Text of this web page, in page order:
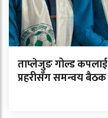
ताप्लेजुङ गोल्ड कपलाई
प्रहरीसँग समन्वय बैठक